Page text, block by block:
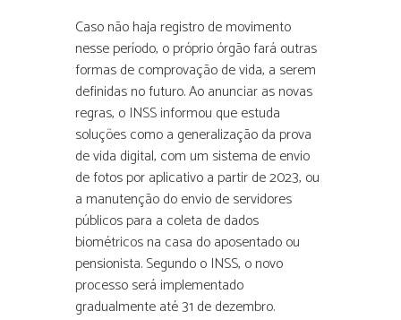
Caso não haja registro de movimento
nesse período, o próprio órgão fará outras
formas de comprovação de vida, a serem
definidas no futuro. Ao anunciar as novas
regras, o INSS informou que estuda
soluções como a generalização da prova
de vida digital, com um sistema de envio
de fotos por aplicativo a partir de 2023, ou
a manutenção do envio de servidores
públicos para a coleta de dados
biométricos na casa do aposentado ou
pensionista. Segundo o INSS, o novo
processo será implementado
gradualmente até 31 de dezembro.